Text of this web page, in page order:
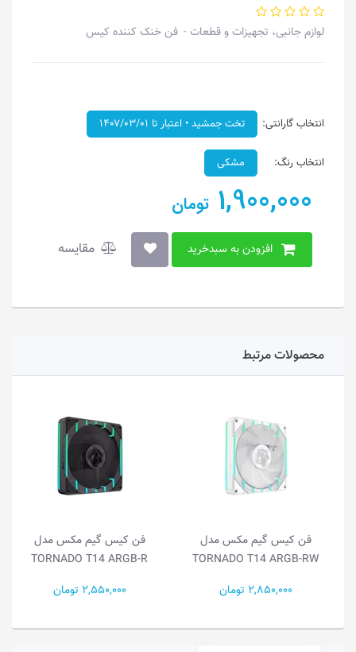
لوازم جانبی، تجهیزات و قطعات فن خنک کننده کیس
انتخاب گارانتی: تخت جمشید • اعتبار تا ۱۴۰۷/۰۳/۰۱
انتخاب رنگ: مشکی
1,900,000 تومان
افزودن به سبدخرید مقایسه
محصولات مرتبط
فن کیس گیم مکس مدل
TORNADO T14 ARGB-RW
2,850,000 تومان
فن کیس گیم مکس مدل
TORNADO T14 ARGB-R
2,550,000 تومان